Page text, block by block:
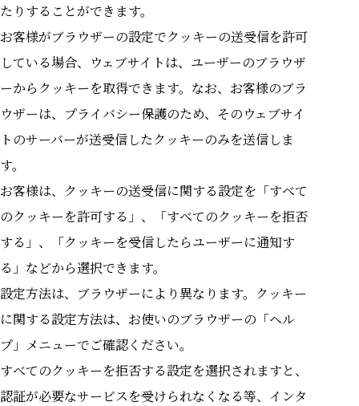
たりすることができます。
お客様がブラウザーの設定でクッキーの送受信を許可
している場合、ウェブサイトは、ユーザーのブラウザ
ーからクッキーを取得できます。なお、お客様のブラ
ウザーは、プライバシー保護のため、そのウェブサイ
トのサーバーが送受信したクッキーのみを送信しま
す。
お客様は、クッキーの送受信に関する設定を「すべて
のクッキーを許可する」、「すべてのクッキーを拒否
する」、「クッキーを受信したらユーザーに通知す
る」などから選択できます。
設定方法は、ブラウザーにより異なります。クッキー
に関する設定方法は、お使いのブラウザーの「ヘル
プ」メニューでご確認ください。
すべてのクッキーを拒否する設定を選択されますと、
認証が必要なサービスを受けられなくなる等、インタ